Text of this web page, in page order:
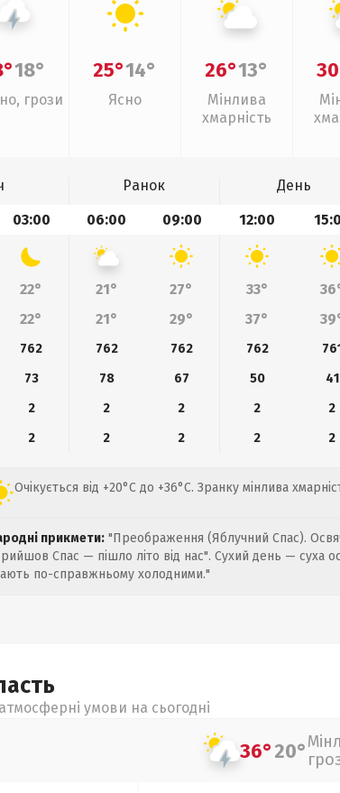
18°
грози
25°14°
Ясно
26°13°
Мінлива
хмарність
Ранок
День
03:00 06:00 09:00 12:00
22° 21° 27° 33°
22° 21° 29° 37°
762 762 762 762
73 78 67 50
41
2 2 2 2
2
2 2 2 2 2
Очікується від +20°C до +36°C. Зранку мінлива
прикмети: "Преображення (Яблучний Спас).
Спас — пішло літо від нас". Сухий день — суха
по-справжньому холодними."
умови на сьогодні
36°20°